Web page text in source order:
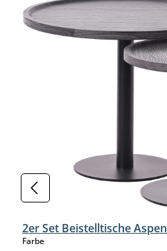
2er Set Beistelltische Aspen
Farbeauswählen